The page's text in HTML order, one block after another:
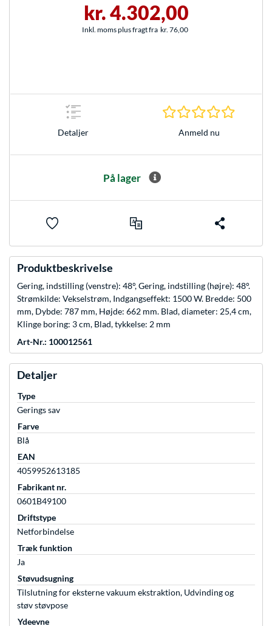
kr. 4.302,00
Inkl. moms plus fragt fra kr. 76,00
Detaljer Anmeld nu
På lager
Produktbeskrivelse
Gering, indstilling (venstre): 48°, Gering, indstilling (højre): 48°.
Strømkilde: Vekselstrøm, Indgangseffekt: 1500 W. Bredde: 500
mm, Dybde: 787 mm, Højde: 662 mm. Blad, diameter: 25,4 cm,
Klinge boring: 3 cm, Blad, tykkelse: 2 mm
Art-Nr.: 100012561
Detaljer
Type
Gerings sav
Farve
Blå
EAN
4059952613185
Fabrikant nr.
0601B49100
Driftstype
Netforbindelse
Træk funktion
Ja
Støvudsugning
Tilslutning for eksterne vakuum ekstraktion, Udvinding og
støv støvpose
Ydeevne